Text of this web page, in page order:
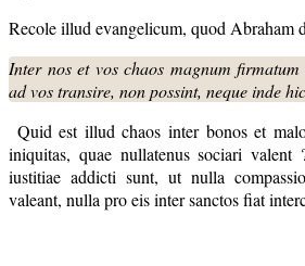
Recole illud evangelicum, quod Abraham
Inter nos et vos chaos magnum
ad vos transire, non possint, neque inde
Quid est illud chaos inter bonos et
iniquitas, quae nullatenus sociari
iustitiae addicti sunt, ut nulla
valeant, nulla pro eis inter sanctos fiat